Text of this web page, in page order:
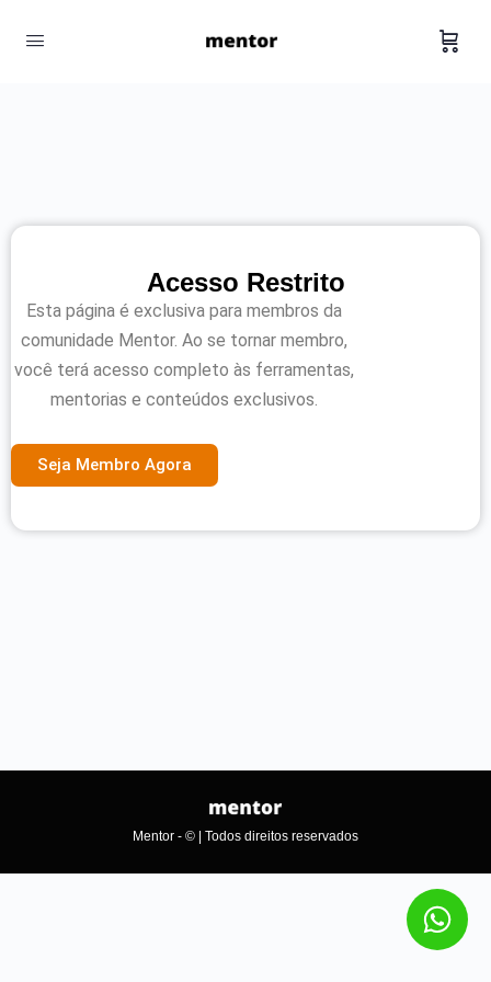
Acesso Restrito
Esta página é exclusiva para membros da
comunidade Mentor. Ao se tornar membro,
você terá acesso completo às ferramentas,
mentorias e conteúdos exclusivos.
Seja Membro Agora
Mentor - © | Todos direitos reservados